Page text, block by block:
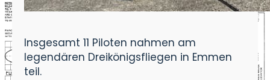
Insgesamt 11 Piloten nahmen am
legendären Dreikönigsfliegen in Emmen
teil.